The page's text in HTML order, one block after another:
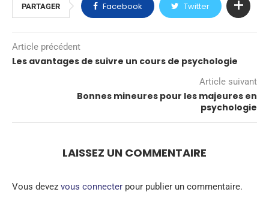
PARTAGER Facebook Twitter
Article précédent
Les avantages de suivre un cours de psychologie
Article suivant
Bonnes mineures pour les majeures en
psychologie
LAISSEZ UN COMMENTAIRE
Vous devez vous connecter pour publier un commentaire.